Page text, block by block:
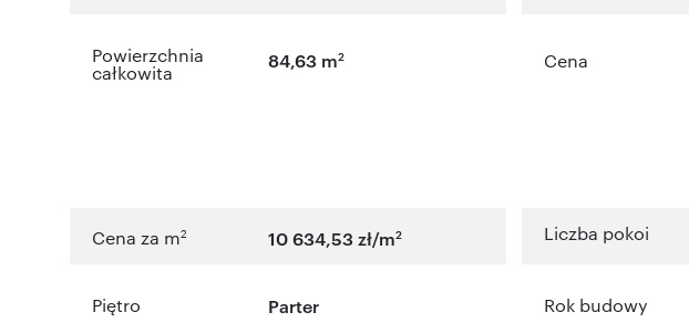
Powierzchnia
całkowita
84,63 m2 Cena
Cena za m2 10 634,53 zł/m2 Liczba pokoi
Piętro Parter Rok budowy